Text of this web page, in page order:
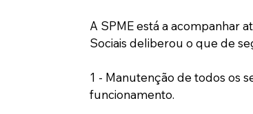
A SPME está a acompanhar
Sociais deliberou o que de
1 - Manutenção de todos os
funcionamento.